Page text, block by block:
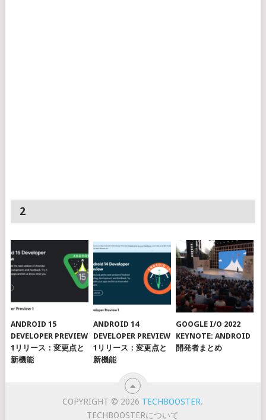
2
ANDROID 15
DEVELOPER PREVIEW
1リリース：変更点と
新機能
ANDROID 14
DEVELOPER PREVIEW
1リリース：変更点と
新機能
GOOGLE I/O 2022
KEYNOTE: ANDROID
開発者まとめ
COPYRIGHT © 2026 TECHBOOSTER.
TECHBOOSTERについて